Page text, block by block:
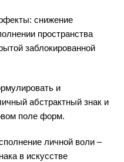
снижение
пространства
заблокированной
и
абстрактный знак и
поле форм.
личной воли –
в искусстве